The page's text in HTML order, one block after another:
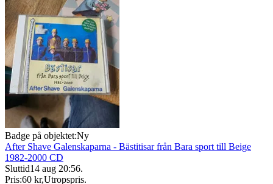
Badge på objektet:Ny
After Shave Galenskaparna - Bästitisar från Bara sport till Beige
1982-2000 CD
Sluttid14 aug 20:56.
Pris:60 kr,Utropspris.